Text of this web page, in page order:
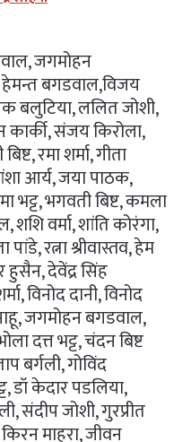
जगमोहन
हेमन्त बगडवाल,विजय
बलुटिया, ललित जोशी,
कार्की, संजय किरोला,
रमा शर्मा, गीता
आर्य, जया पाठक,
भट्ट, भगवती बिष्ट, कमला
शशि वर्मा, शांति कोरंगा,
पांडे, रत्ना श्रीवास्तव, हेम
हुसैन, देवेंद्र सिंह
विनोद दानी, विनोद
जगमोहन बगडवाल,
दत्त भट्ट, चंदन बिष्ट
बर्गली, गोविंद
डॉ केदार पडलिया,
संदीप जोशी, गुरप्रीत
माहरा, जीवन